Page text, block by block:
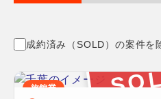
成約済み（SOLD）の案件を
旅館業